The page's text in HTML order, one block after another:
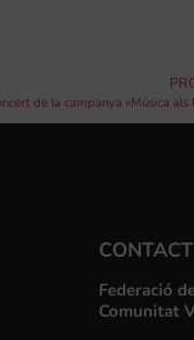
de la campanya «Música als
Federació
Comunitat